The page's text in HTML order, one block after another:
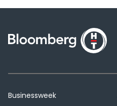
Businessweek